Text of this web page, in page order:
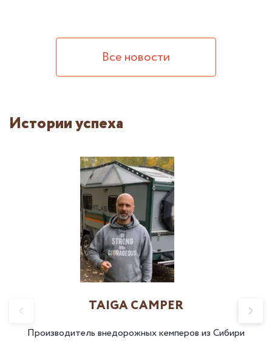
Все новости
Истории успеха
TAIGA CAMPER
Производитель внедорожных кемперов из Сибири